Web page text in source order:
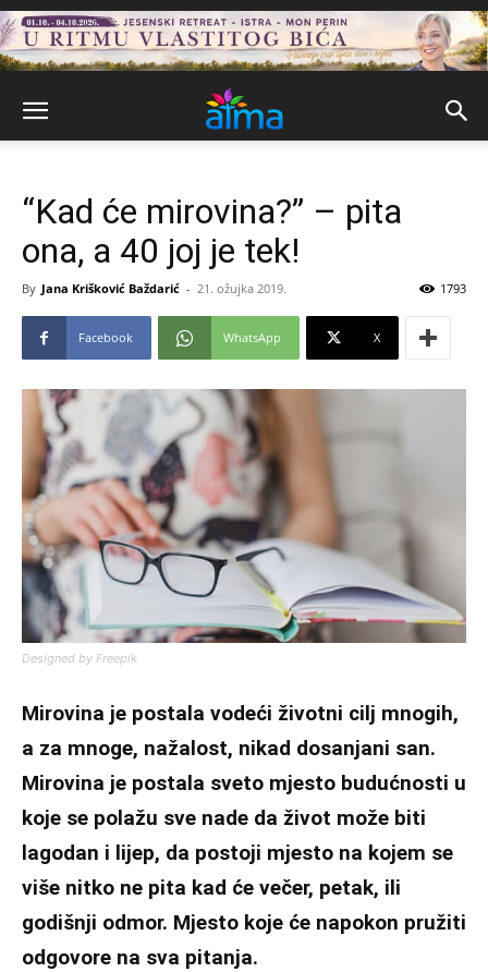
“Kad će mirovina?” – pita
ona, a 40 joj je tek!
By Jana Krišković Baždarić - 21. ožujka 2019. 1793
Facebook WhatsApp X
Designed by Freepik
Mirovina je postala vodeći životni cilj mnogih,
a za mnoge, nažalost, nikad dosanjani san.
Mirovina je postala sveto mjesto budućnosti u
koje se polažu sve nade da život može biti
lagodan i lijep, da postoji mjesto na kojem se
više nitko ne pita kad će večer, petak, ili
godišnji odmor. Mjesto koje će napokon pružiti
odgovore na sva pitanja.